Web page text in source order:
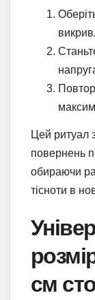
Цей ритуал
повернень
обираючи
тісноти в
см